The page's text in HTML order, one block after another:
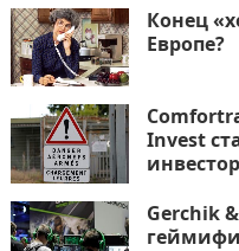
Конец
Европе?
Invest
Gerchik